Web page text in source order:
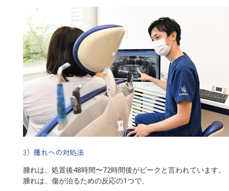
3）腫れへの対処法
腫れは、処置後48時間〜72時間後がピークと言われています。
腫れは、傷が治るための反応の1つで、